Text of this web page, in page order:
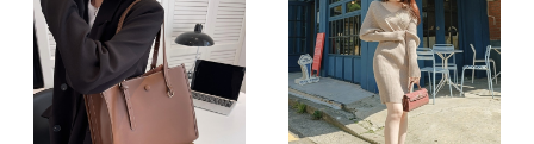
高校生 中学生 男の子 女の子 A
4 B4 シンプル バッグパック バッ
ク ロゴ ブラック ホワイト ブル
ー グレー フェイクレザー PU
撥水 防水 キャンプ リュック バッ
グパック 学校 カレッジコーデ カ
ジュアル デイリー お出かけ K-
B0041
春 夏 秋 冬 春夏 秋冬 大人 子
供 ヘルメット 雨 部活 運動 メン
ズ レディース キッズ C-ASS00
01